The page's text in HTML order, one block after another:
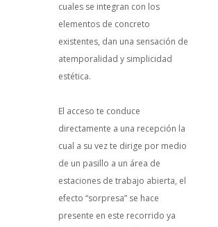
cuales se integran con los
elementos de concreto
existentes, dan una sensación de
atemporalidad y simplicidad
estética.
El acceso te conduce
directamente a una recepción la
cual a su vez te dirige por medio
de un pasillo a un área de
estaciones de trabajo abierta, el
efecto “sorpresa” se hace
presente en este recorrido ya